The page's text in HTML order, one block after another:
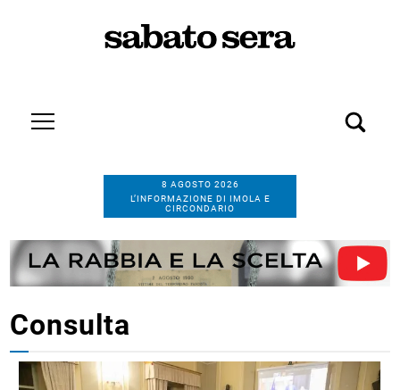
8 AGOSTO 2026
L’INFORMAZIONE DI IMOLA E
CIRCONDARIO
Consulta